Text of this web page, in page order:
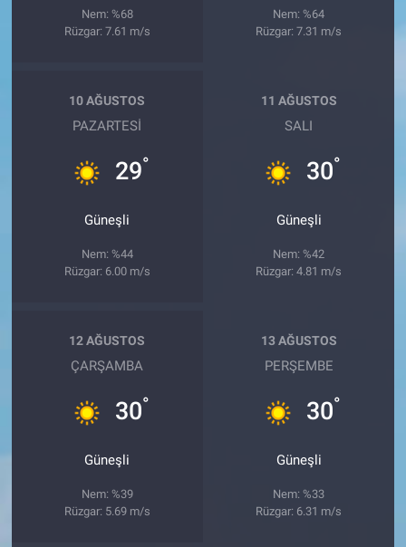
Nem: %68
Rüzgar: 7.61 m/s
Nem: %64
Rüzgar: 7.31 m/s
10 AĞUSTOS
PAZARTESI
29°
Güneşli
Nem: %44
Rüzgar: 6.00 m/s
11 AĞUSTOS
SALI
30°
Güneşli
Nem: %42
Rüzgar: 4.81 m/s
12 AĞUSTOS
ÇARŞAMBA
30°
Güneşli
Nem: %39
Rüzgar: 5.69 m/s
13 AĞUSTOS
PERŞEMBE
30°
Güneşli
Nem: %33
Rüzgar: 6.31 m/s